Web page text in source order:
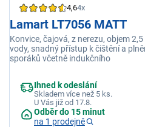
4,64x
Lamart LT7056 MATT
Konvice, čajová, z nerezu, objem
vody, snadný přístup k čištění a
sporáků včetně indukčního
Ihned k odeslání
Skladem více než 5 ks.
U Vás již od 17.8.
Odběr do 15 minut
na 1 prodejně